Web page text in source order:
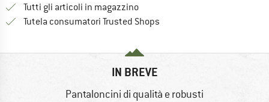
Tutti gli articoli in magazzino
Tutela consumatori Trusted Shops
IN BREVE
Pantaloncini di qualità e robusti